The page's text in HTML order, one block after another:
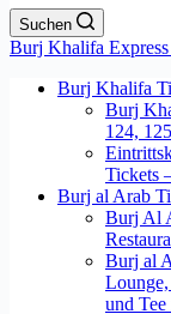
Suchen
Burj Khalifa
Burj Khalifa
Burj
124,
Tickets
Burj al Arab
Burj Al
Burj al
und